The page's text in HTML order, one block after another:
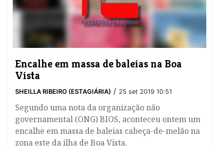
Encalhe em massa de baleias na Boa
Vista
SHEILLA RIBEIRO (ESTAGIÁRIA) / 25 set 2019 10:51
Segundo uma nota da organização não
governamental (ONG) BIOS, aconteceu ontem um
encalhe em massa de baleias cabeça-de-melão na
zona este da ilha de Boa Vista.